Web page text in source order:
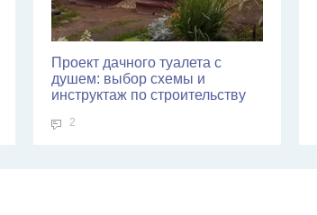
Проект дачного туалета с
душем: выбор схемы и
инструктаж по строительству
2